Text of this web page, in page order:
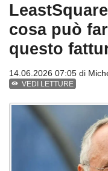
cosa può
questo
14.06.2026 07:05 di
VEDI LETTURE